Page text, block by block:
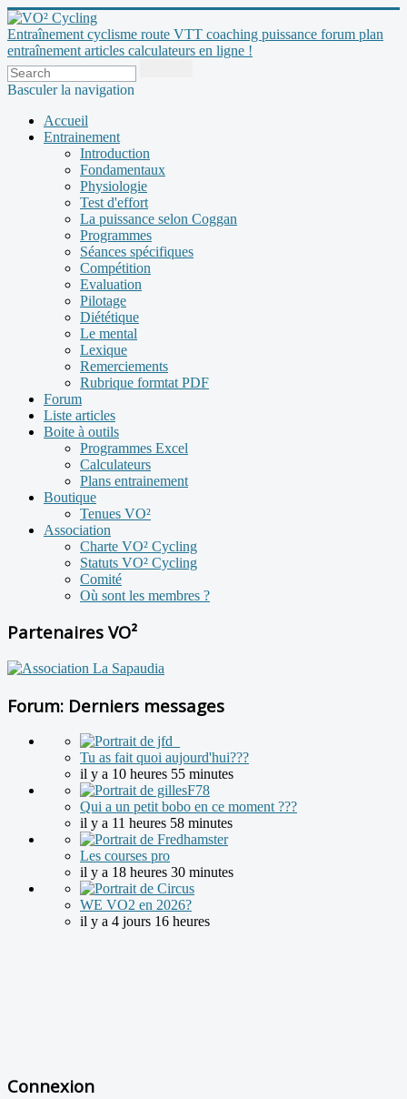
Entraînement cyclisme route VTT coaching puissance forum plan
entraînement articles calculateurs en ligne !
Basculer la navigation
Accueil
Entrainement
Introduction
Fondamentaux
Physiologie
Test d'effort
La puissance selon Coggan
Programmes
Séances spécifiques
Compétition
Evaluation
Pilotage
Diététique
Le mental
Lexique
Remerciements
Rubrique formtat PDF
Forum
Liste articles
Boite à outils
Programmes Excel
Calculateurs
Plans entrainement
Boutique
Tenues VO²
Association
Charte VO² Cycling
Statuts VO² Cycling
Comité
Où sont les membres ?
Partenaires VO²
Forum: Derniers messages
Tu as fait quoi aujourd'hui???
il y a 10 heures 55 minutes
Qui a un petit bobo en ce moment ???
il y a 11 heures 58 minutes
Les courses pro
il y a 18 heures 30 minutes
WE VO2 en 2026?
il y a 4 jours 16 heures
Connexion